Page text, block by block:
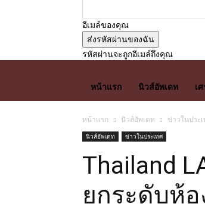
อีเมล์ของคุณ
รหัสผ่านจะถูกอีเมล์ถึงคุณ
หน้าแรก
นิวส์อัพเดท เ
หน้าแรก นิวส์อัพเดท ข่าวในประ
นิวส์อัพเดท ข่าวในประเทศ
Thailand
ยกระดับห้